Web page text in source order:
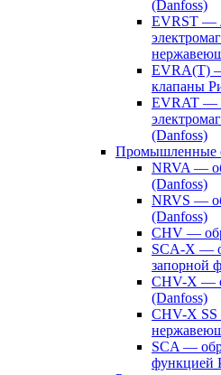
(Danfoss)
EVRST —
EVRA(T)
клапаны
EVRAT —
(Danfoss)
Промышленные
NRVA —
(Danfoss)
NRVS —
(Danfoss)
CHV —
SCA-X —
запорной
CHV-X —
(Danfoss)
CHV-X SS
SCA —
функцией